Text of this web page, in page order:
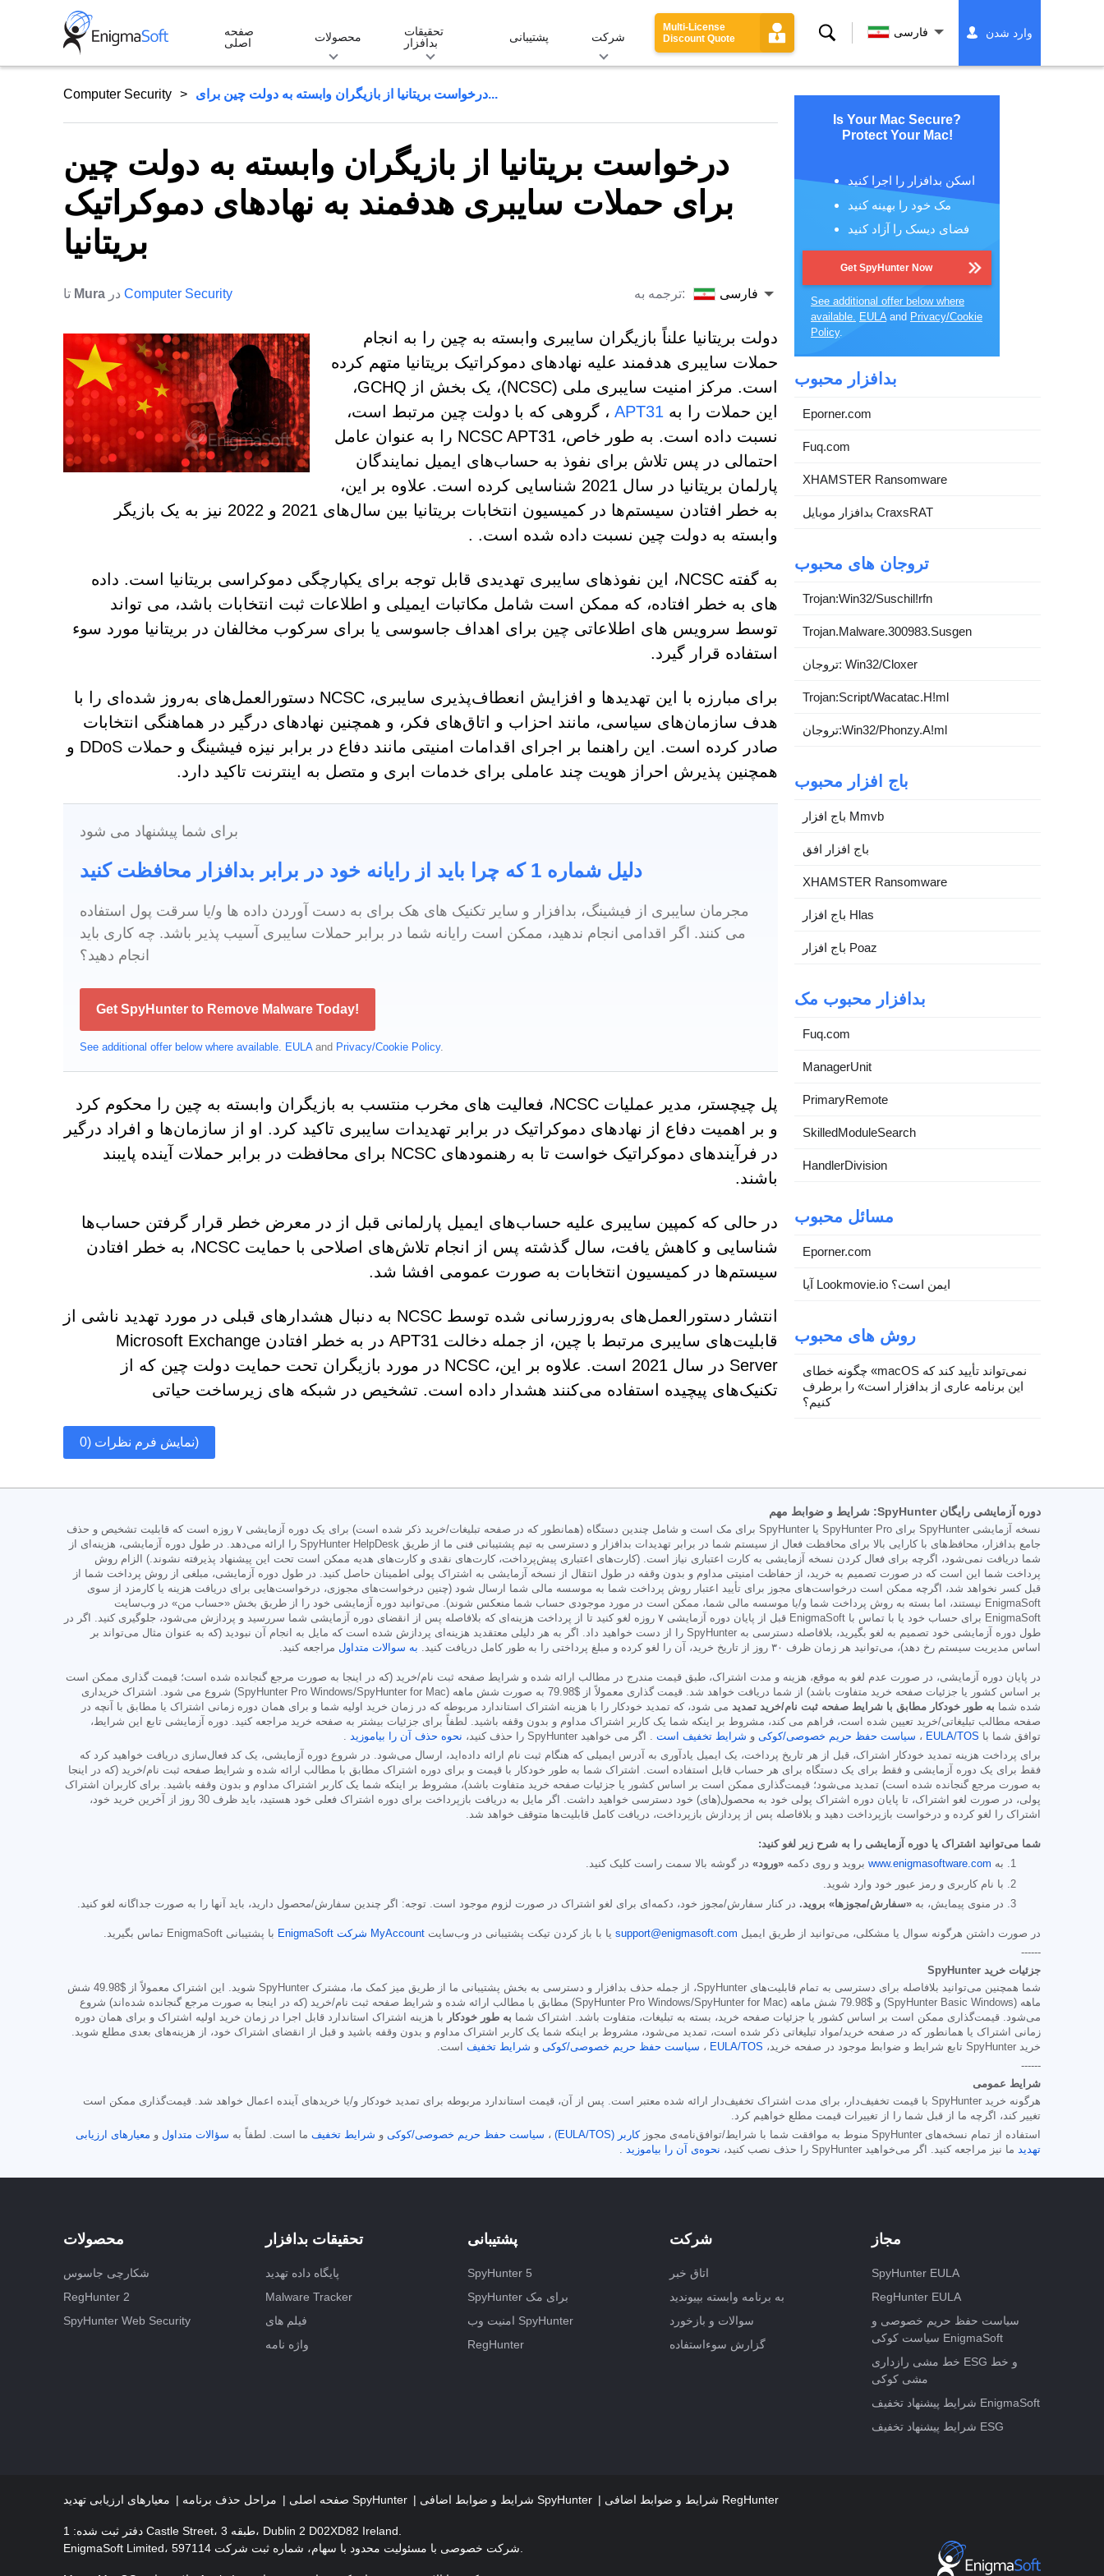
صفحه
اصلی
محصولات
تحقیقات
بدافزار
پشتیبانی شرکت
Multi-License
Discount Quote
جستجو
فارسی وارد شدن
Computer Security درخواست بریتانیا از بازیگران وابسته به دولت چین برای...
درخواست بریتانیا از بازیگران وابسته به دولت چین
برای حملات سایبری هدفمند به نهادهای دموکراتیک
بریتانیا
Mura Computer Security ترجمه به: فارسی
دولت بریتانیا علناً بازیگران سایبری وابسته به چین را به انجام
حملات سایبری هدفمند علیه نهادهای دموکراتیک بریتانیا متهم کرده
است. مرکز امنیت سایبری ملی (NCSC)، یک بخش از GCHQ،
این حملات را به APT31 ، گروهی که با دولت چین مرتبط است،
نسبت داده است. به طور خاص، NCSC APT31 را به عنوان عامل
احتمالی در پس تلاش برای نفوذ به حساب‌های ایمیل نمایندگان
پارلمان بریتانیا در سال 2021 شناسایی کرده است. علاوه بر این،
به خطر افتادن سیستم‌ها در کمیسیون انتخابات بریتانیا بین سال‌های 2021 و 2022 نیز به یک بازیگر
وابسته به دولت چین نسبت داده شده است. .
به گفته NCSC، این نفوذهای سایبری تهدیدی قابل توجه برای یکپارچگی دموکراسی بریتانیا است. داده
های به خطر افتاده، که ممکن است شامل مکاتبات ایمیلی و اطلاعات ثبت انتخابات باشد، می تواند
توسط سرویس های اطلاعاتی چین برای اهداف جاسوسی یا برای سرکوب مخالفان در بریتانیا مورد سوء
استفاده قرار گیرد.
برای مبارزه با این تهدیدها و افزایش انعطاف‌پذیری سایبری، NCSC دستورالعمل‌های به‌روز شده‌ای را با
هدف سازمان‌های سیاسی، مانند احزاب و اتاق‌های فکر، و همچنین نهادهای درگیر در هماهنگی انتخابات
صادر کرده است. این راهنما بر اجرای اقدامات امنیتی مانند دفاع در برابر نیزه فیشینگ و حملات DDoS و
همچنین پذیرش احراز هویت چند عاملی برای خدمات ابری و متصل به اینترنت تاکید دارد.
برای شما پیشنهاد می شود
دلیل شماره 1 که چرا باید از رایانه خود در برابر بدافزار محافظت کنید
مجرمان سایبری از فیشینگ، بدافزار و سایر تکنیک های هک برای به دست آوردن داده ها و/یا سرقت پول استفاده
می کنند. اگر اقدامی انجام ندهید، ممکن است رایانه شما در برابر حملات سایبری آسیب پذیر باشد. چه کاری باید
انجام دهید؟
Get SpyHunter to Remove Malware Today!
See additional offer below where available. EULAand Privacy/Cookie Policy.
پل چیچستر، مدیر عملیات NCSC، فعالیت های مخرب منتسب به بازیگران وابسته به چین را محکوم کرد
و بر اهمیت دفاع از نهادهای دموکراتیک در برابر تهدیدات سایبری تاکید کرد. او از سازمان‌ها و افراد درگیر
در فرآیندهای دموکراتیک خواست تا به رهنمودهای NCSC برای محافظت در برابر حملات آینده پایبند
باشند.
در حالی که کمپین سایبری علیه حساب‌های ایمیل پارلمانی قبل از در معرض خطر قرار گرفتن حساب‌ها
شناسایی و کاهش یافت، سال گذشته پس از انجام تلاش‌های اصلاحی با حمایت NCSC، به خطر افتادن
سیستم‌ها در کمیسیون انتخابات به صورت عمومی افشا شد.
انتشار دستورالعمل‌های به‌روزرسانی شده توسط NCSC به دنبال هشدارهای قبلی در مورد تهدید ناشی از
قابلیت‌های سایبری مرتبط با چین، از جمله دخالت APT31 در به خطر افتادن Microsoft Exchange
Server در سال 2021 است. علاوه بر این، NCSC در مورد بازیگران تحت حمایت دولت چین که از
تکنیک‌های پیچیده استفاده می‌کنند هشدار داده است. تشخیص در شبکه های زیرساخت حیاتی
نمایش فرم نظرات (0)
Is Your Mac Secure?
Protect Your Mac!
اسکن بدافزار را اجرا کنید
مک خود را بهینه کنید
فضای دیسک را آزاد کنید
Get SpyHunter Now
See additional offer below where
available. EULAand Privacy/Cookie
Policy.
بدافزار محبوب
Eporner.com
Fuq.com
XHAMSTER Ransomware
بدافزار موبایل CraxsRAT
تروجان های محبوب
Trojan:Win32/Suschil!rfn
Trojan.Malware.300983.Susgen
تروجان: Win32/Cloxer
Trojan:Script/Wacatac.H!ml
تروجان:Win32/Phonzy.A!ml
باج افزار محبوب
باج افزار Mmvb
باج افزار افق
XHAMSTER Ransomware
باج افزار Hlas
باج افزار Poaz
بدافزار محبوب مک
Fuq.com
ManagerUnit
PrimaryRemote
SkilledModuleSearch
HandlerDivision
مسائل محبوب
Eporner.com
آیا Lookmovie.io ایمن است؟
روش های محبوب
چگونه خطای «macOS نمی‌تواند تأیید کند که
این برنامه عاری از بدافزار است» را برطرف
کنیم؟
دوره آزمایشی رایگان SpyHunter: شرایط و ضوابط مهم
نسخه آزمایشی SpyHunter برای SpyHunter Pro یا SpyHunter برای مک است و شامل چندین دستگاه (همانطور که در صفحه تبلیغات/خرید ذکر شده است) برای یک دوره آزمایشی ۷ روزه است که قابلیت تشخیص و حذف
جامع بدافزار، محافظ‌های با کارایی بالا برای محافظت فعال از سیستم شما در برابر تهدیدات بدافزار و دسترسی به تیم پشتیبانی فنی ما از طریق SpyHunter HelpDesk را ارائه می‌دهد. در طول دوره آزمایشی، هزینه‌ای از
شما دریافت نمی‌شود، اگرچه برای فعال کردن نسخه آزمایشی به کارت اعتباری نیاز است. (کارت‌های اعتباری پیش‌پرداخت، کارت‌های نقدی و کارت‌های هدیه ممکن است تحت این پیشنهاد پذیرفته نشوند.) الزام روش
پرداخت شما این است که در صورت تصمیم به خرید، از حفاظت امنیتی مداوم و بدون وقفه در طول انتقال از نسخه آزمایشی به اشتراک پولی اطمینان حاصل کنید. در طول دوره آزمایشی، مبلغی از روش پرداخت شما از
قبل کسر نخواهد شد، اگرچه ممکن است درخواست‌های مجوز برای تأیید اعتبار روش پرداخت شما به موسسه مالی شما ارسال شود (چنین درخواست‌های مجوزی، درخواست‌هایی برای دریافت هزینه یا کارمزد از سوی
EnigmaSoft نیستند، اما بسته به روش پرداخت شما و/یا موسسه مالی شما، ممکن است در مورد موجودی حساب شما منعکس شوند). می‌توانید دوره آزمایشی خود را از طریق بخش «حساب من» در وب‌سایت
EnigmaSoft برای حساب خود یا با تماس با EnigmaSoft قبل از پایان دوره آزمایشی ۷ روزه لغو کنید تا از پرداخت هزینه‌ای که بلافاصله پس از انقضای دوره آزمایشی شما سررسید و پردازش می‌شود، جلوگیری کنید. اگر در
طول دوره آزمایشی خود تصمیم به لغو بگیرید، بلافاصله دسترسی به SpyHunter را از دست خواهید داد. اگر به هر دلیلی معتقدید هزینه‌ای پردازش شده است که مایل به انجام آن نبودید (که به عنوان مثال می‌تواند بر
اساس مدیریت سیستم رخ دهد)، می‌توانید هر زمان ظرف ۳۰ روز از تاریخ خرید، آن را لغو کرده و مبلغ پرداختی را به طور کامل دریافت کنید.
به سوالات متداول مراجعه کنید.
در پایان دوره آزمایشی، در صورت عدم لغو به موقع، هزینه و مدت اشتراک، طبق قیمت مندرج در مطالب ارائه شده و شرایط صفحه ثبت نام/خرید (که در اینجا به صورت مرجع گنجانده شده است؛ قیمت گذاری ممکن است
بر اساس کشور یا جزئیات صفحه خرید متفاوت باشد) از شما دریافت خواهد شد. قیمت گذاری معمولاً از $79.98
به صورت شش ماهه (SpyHunter Pro Windows/SpyHunter for Mac) شروع می شود. اشتراک خریداری
شده شما به طور خودکار مطابق با شرایط صفحه ثبت نام/خرید تمدید می شود، که تمدید خودکار را با هزینه اشتراک استاندارد مربوطه که در زمان خرید اولیه شما و برای همان دوره زمانی اشتراک یا مطابق با آنچه در
صفحه مطالب تبلیغاتی/خرید تعیین شده است، فراهم می کند، مشروط بر اینکه شما یک کاربر اشتراک مداوم و بدون وقفه باشید. لطفاً برای جزئیات بیشتر به صفحه خرید مراجعه کنید. دوره آزمایشی تابع این شرایط،
توافق شما با EULA/TOS ، سیاست حفظ حریم خصوصی/کوکی و شرایط تخفیف است . اگر می خواهید SpyHunter را حذف کنید، نحوه حذف آن را بیاموزید .
برای پرداخت هزینه تمدید خودکار اشتراک، قبل از هر تاریخ پرداخت، یک ایمیل یادآوری به آدرس ایمیلی که هنگام ثبت نام ارائه داده‌اید، ارسال می‌شود. در شروع دوره آزمایشی، یک کد فعال‌سازی دریافت خواهید کرد که
فقط برای یک دوره آزمایشی و فقط برای یک دستگاه برای هر حساب قابل استفاده است. اشتراک شما به طور خودکار با قیمت و برای دوره اشتراک مطابق با مطالب ارائه شده و شرایط صفحه ثبت نام/خرید (که در اینجا
به صورت مرجع گنجانده شده است) تمدید می‌شود؛ قیمت‌گذاری ممکن است بر اساس کشور یا جزئیات صفحه خرید متفاوت باشد)، مشروط بر اینکه شما یک کاربر اشتراک مداوم و بدون وقفه باشید. برای کاربران اشتراک
پولی، در صورت لغو اشتراک، تا پایان دوره اشتراک پولی خود به محصول(های) خود دسترسی خواهید داشت. اگر مایل به دریافت بازپرداخت برای دوره اشتراک فعلی خود هستید، باید ظرف 30 روز از آخرین خرید خود،
اشتراک را لغو کرده و درخواست بازپرداخت دهید و بلافاصله پس از پردازش بازپرداخت، دریافت کامل قابلیت‌ها متوقف خواهد شد.
شما می‌توانید اشتراک یا دوره آزمایشی را به شرح زیر لغو کنید:
به www.enigmasoftware.com بروید و روی دکمه «ورود» در گوشه بالا سمت راست کلیک کنید.
با نام کاربری و رمز عبور خود وارد شوید.
در منوی پیمایش، به «سفارش/مجوزها» بروید. در کنار سفارش/مجوز خود، دکمه‌ای برای لغو اشتراک در صورت لزوم موجود است. توجه: اگر چندین سفارش/محصول دارید، باید آنها را به صورت جداگانه لغو کنید.
در صورت داشتن هرگونه سوال یا مشکلی، می‌توانید از طریق ایمیل support@enigmasoft.com یا با باز کردن تیکت پشتیبانی در وب‌سایت MyAccount شرکت EnigmaSoft
با پشتیبانی EnigmaSoft تماس بگیرید.
------
جزئیات خرید SpyHunter
شما همچنین می‌توانید بلافاصله برای دسترسی به تمام قابلیت‌های SpyHunter، از جمله حذف بدافزار و دسترسی به بخش پشتیبانی ما از طریق میز کمک ما، مشترک SpyHunter شوید. این اشتراک معمولاً از $49.98
شش
ماهه (SpyHunter Basic Windows) و
$79.98
شش ماهه (SpyHunter Pro Windows/SpyHunter for Mac) مطابق با مطالب ارائه شده و شرایط صفحه ثبت نام/خرید (که در اینجا به صورت مرجع گنجانده شده‌اند) شروع
می‌شود. قیمت‌گذاری ممکن است بر اساس کشور یا جزئیات صفحه خرید، بسته به تبلیغات، متفاوت باشد. اشتراک شما به طور خودکار
با هزینه اشتراک استاندارد قابل اجرا در زمان خرید اولیه اشتراک و برای همان دوره
زمانی اشتراک یا همانطور که در صفحه خرید/مواد تبلیغاتی ذکر شده است، تمدید می‌شود، مشروط بر اینکه شما یک کاربر اشتراک مداوم و بدون وقفه باشید و قبل از انقضای اشتراک خود، از هزینه‌های بعدی مطلع شوید.
خرید SpyHunter تابع شرایط و ضوابط موجود در صفحه خرید،
EULA/TOS ، سیاست حفظ حریم خصوصی/کوکی و شرایط تخفیف است.
------
شرایط عمومی
هرگونه خرید SpyHunter با قیمت تخفیف‌دار، برای مدت اشتراک تخفیف‌دار ارائه شده معتبر است. پس از آن، قیمت استاندارد مربوطه برای تمدید خودکار و/یا خریدهای آینده اعمال خواهد شد. قیمت‌گذاری ممکن است
تغییر کند، اگرچه ما از قبل شما را از تغییرات قیمت مطلع خواهیم کرد.
استفاده از تمام نسخه‌های SpyHunter منوط به موافقت شما با شرایط/توافق‌نامه‌ی مجوز
کاربر (EULA/TOS) ، سیاست حفظ حریم خصوصی/کوکی و شرایط تخفیف ما است. لطفاً به سؤالات متداول و معیارهای ارزیابی
تهدید ما نیز مراجعه کنید. اگر می‌خواهید SpyHunter را حذف نصب کنید، نحوه‌ی آن را بیاموزید .
محصولات
شکارچی جاسوس
RegHunter 2
SpyHunter Web Security
تحقیقات بدافزار
پایگاه داده تهدید
Malware Tracker
فیلم های
واژه نامه
پشتیبانی
SpyHunter 5
SpyHunter برای مک
امنیت وب SpyHunter
RegHunter
شرکت
اتاق خبر
به برنامه وابسته بپیوندید
سوالات و بازخورد
گزارش سوءاستفاده
مجاز
SpyHunter EULA
RegHunter EULA
سیاست حفظ حریم خصوصی و
سیاست کوکی EnigmaSoft
خط مشی رازداری ESG و خط
مشی کوکی
شرایط پیشنهاد تخفیف EnigmaSoft
شرایط پیشنهاد تخفیف ESG
صفحه اصلی مراحل حذف برنامه معیارهای ارزیابی تهدید SpyHunter شرایط و ضوابط اضافی SpyHunter شرایط و ضوابط اضافی RegHunter
دفتر ثبت شده: 1 Castle Street، طبقه 3، Dublin 2 D02XD82 Ireland.